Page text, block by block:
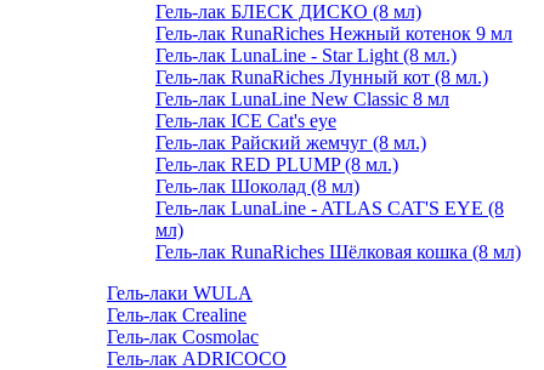
Гель-лак БЛЕСК ДИСКО (8 мл)
Гель-лак RunaRiches Нежный котенок 9 мл
Гель-лак LunaLine - Star Light (8 мл.)
Гель-лак RunaRiches Лунный кот (8 мл.)
Гель-лак LunaLine New Classic 8 мл
Гель-лак ICE Cat's eye
Гель-лак Райский жемчуг (8 мл.)
Гель-лак RED PLUMP (8 мл.)
Гель-лак Шоколад (8 мл)
Гель-лак LunaLine - ATLAS CAT'S EYE (8
мл)
Гель-лак RunaRiches Шёлковая кошка (8 мл)
Гель-лаки WULA
Гель-лак Crealine
Гель-лак Cosmolac
Гель-лак ADRICOCO